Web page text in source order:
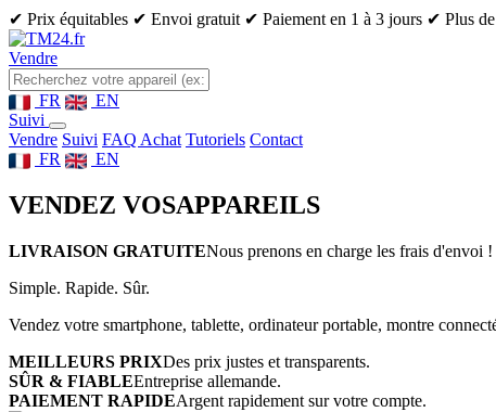
✔ Prix équitables ✔ Envoi gratuit ✔ Paiement en 1 à 3 jours ✔ Plus
Vendre
FR
EN
Suivi
Vendre Suivi FAQ Achat Tutoriels Contact
FR
EN
VENDEZ VOSAPPAREILS
LIVRAISON GRATUITENous prenons en charge les frais d'envoi !
Simple. Rapide. Sûr.
Vendez votre smartphone, tablette, ordinateur portable, montre
MEILLEURS PRIXDes prix justes et transparents.
SÛR & FIABLEEntreprise allemande.
PAIEMENT RAPIDEArgent rapidement sur votre compte.